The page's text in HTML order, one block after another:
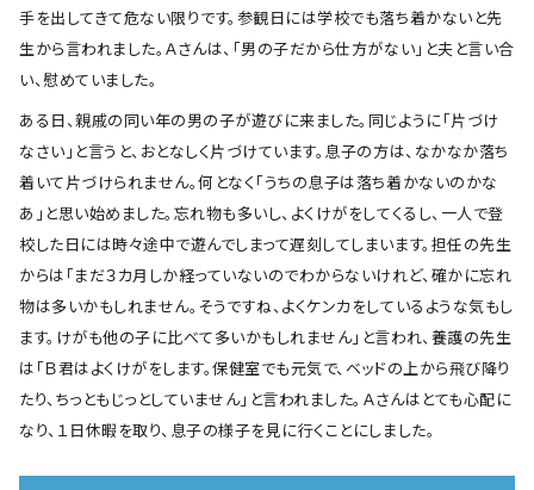
手を出してきて危ない限りです。参観日には学校でも落ち着かないと先
生から言われました。Ａさんは、「男の子だから仕方がない」と夫と言い合
い、慰めていました。
ある日、親戚の同い年の男の子が遊びに来ました。同じように「片づけ
なさい」と言うと、おとなしく片づけています。息子の方は、なかなか落ち
着いて片づけられません。何となく「うちの息子は落ち着かないのかな
あ」と思い始めました。忘れ物も多いし、よくけがをしてくるし、一人で登
校した日には時々途中で遊んでしまって遅刻してしまいます。担任の先生
からは「まだ３カ月しか経っていないのでわからないけれど、確かに忘れ
物は多いかもしれません。そうですね、よくケンカをしているような気もし
ます。けがも他の子に比べて多いかもしれません」と言われ、養護の先生
は「Ｂ君はよくけがをします。保健室でも元気で、ベッドの上から飛び降り
たり、ちっともじっとしていません」と言われました。Ａさんはとても心配に
なり、１日休暇を取り、息子の様子を見に行くことにしました。